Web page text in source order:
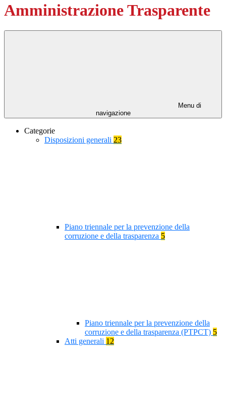
Amministrazione Trasparente
Menu di
navigazione
Categorie
Disposizioni generali 23
Piano triennale per la prevenzione della
corruzione e della trasparenza 5
Piano triennale per la prevenzione della
corruzione e della trasparenza (PTPCT) 5
Atti generali 12